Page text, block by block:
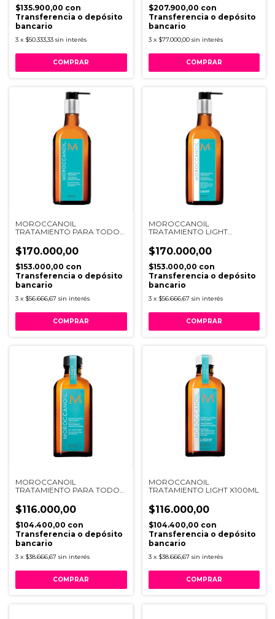
$135.900,00 con
Transferencia o depósito
bancario
3 x $50.333,33 sin interés
$207.900,00 con
Transferencia o depósito
bancario
3 x $77.000,00 sin interés
MOROCCANOIL
TRATAMIENTO PARA TODO
$170.000,00
$153.000,00 con
Transferencia o depósito
bancario
3 x $56.666,67 sin interés
MOROCCANOIL
TRATAMIENTO LIGHT
$170.000,00
$153.000,00 con
Transferencia o depósito
bancario
3 x $56.666,67 sin interés
MOROCCANOIL
TRATAMIENTO PARA TODO
$116.000,00
$104.400,00 con
Transferencia o depósito
bancario
3 x $38.666,67 sin interés
MOROCCANOIL
TRATAMIENTO LIGHT X100ML
$116.000,00
$104.400,00 con
Transferencia o depósito
bancario
3 x $38.666,67 sin interés